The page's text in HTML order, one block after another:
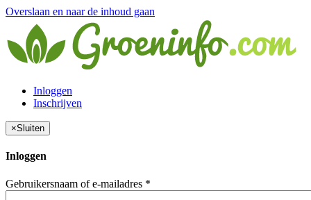
Overslaan en naar de inhoud gaan
Inloggen
Inschrijven
×Sluiten
Inloggen
Gebruikersnaam of e-mailadres *